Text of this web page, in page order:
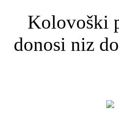
Kolovoški
donosi niz